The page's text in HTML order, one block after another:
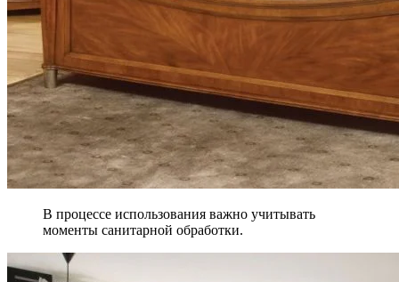
В процессе использования важно учитывать
моменты санитарной обработки.